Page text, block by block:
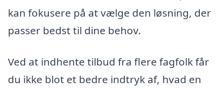
kan fokusere på at vælge den løsning, der
passer bedst til dine behov.
Ved at indhente tilbud fra flere fagfolk får
du ikke blot et bedre indtryk af, hvad en